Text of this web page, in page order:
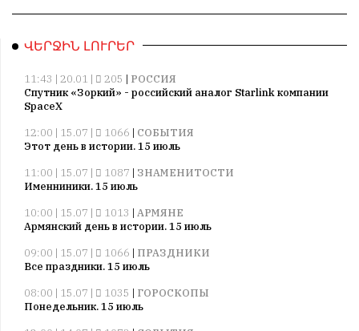
ՎԵՐՋԻՆ ԼՈՒՐԵՐ
11:43 | 20.01 | 205 | РОССИЯ
Спутник «Зоркий» - российский аналог Starlink компании
SpaceX
12:00 | 15.07 |
1066 | СОБЫТИЯ
Этот день в истории. 15 июль
11:00 | 15.07 |
1087 | ЗНАМЕНИТОСТИ
Именниники. 15 июль
10:00 | 15.07 |
1013 | АРМЯНЕ
Армянский день в истории. 15 июль
09:00 | 15.07 |
1066 | ПРАЗДНИКИ
Все праздники. 15 июль
08:00 | 15.07 |
1035 | ГОРОСКОПЫ
Понедельник. 15 июль